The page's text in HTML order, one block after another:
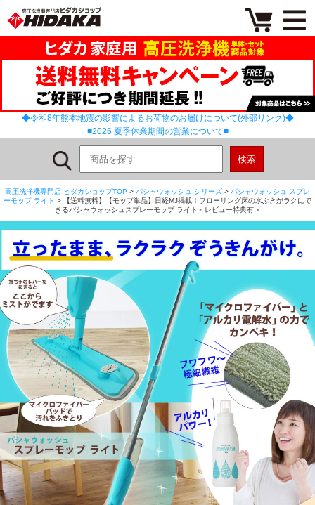
◆令和8年熊本地震の影響によるお荷物のお届けについて(外部リンク)◆
■2026 夏季休業期間の営業について■
高圧洗浄機専門店 ヒダカショップTOP > パシャウォッシュ シリーズ > パシャウォッシュ スプレ
ーモップ ライト > 【送料無料】【モップ単品】日経MJ掲載！フローリング床の水ぶきがラクにで
きるパシャウォッシュスプレーモップ ライト＜レビュー特典有＞